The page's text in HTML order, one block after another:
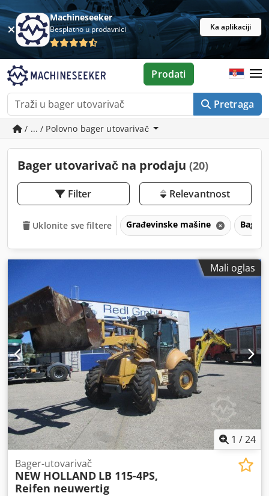
Machineseeker
Besplatno u prodavnici Ka aplikaciji
Pretraga
Prodati
/ ... / Polovno bager utovarivač
Bager utovarivač na prodaju (20)
Filter Relevantnost
Uklonite sve filtere Građevinske mašine Bager
Mali oglas
1 /24
Bager-utovarivač
NEW HOLLAND LB 115-4PS,
Reifen neuwertig